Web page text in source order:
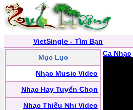
VietSingle - Tìm Bạn
Mục Lục
Nhạc Music Video
Nhạc Hay Tuyển Chọn
Nhạc Thiếu Nhi Video
Ca Nhạc